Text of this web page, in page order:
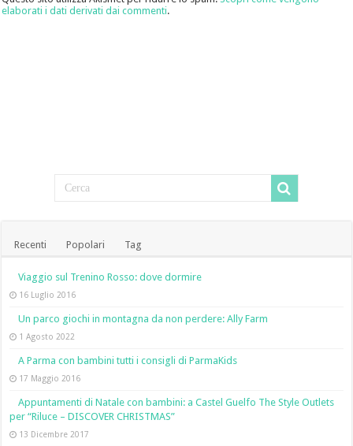
elaborati i dati derivati dai commenti.
Recenti Popolari Tag
Viaggio sul Trenino Rosso: dove dormire
16 Luglio 2016
Un parco giochi in montagna da non perdere: Ally Farm
1 Agosto 2022
A Parma con bambini tutti i consigli di ParmaKids
17 Maggio 2016
Appuntamenti di Natale con bambini: a Castel Guelfo The Style Outlets
per “Riluce – DISCOVER CHRISTMAS”
13 Dicembre 2017